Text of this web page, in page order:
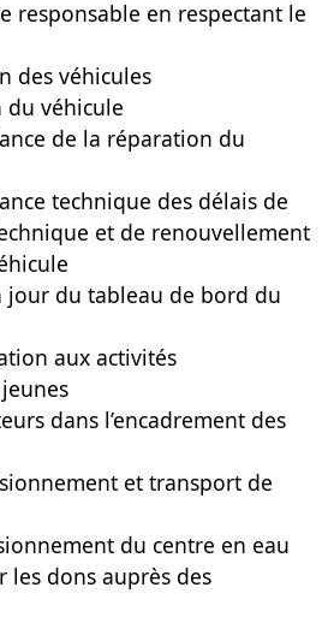
responsable en respectant le
des véhicules
du véhicule
de la réparation du
technique des délais de
et de renouvellement
jour du tableau de bord du
aux activités
dans l’encadrement des
et transport de
du centre en eau
les dons auprès des